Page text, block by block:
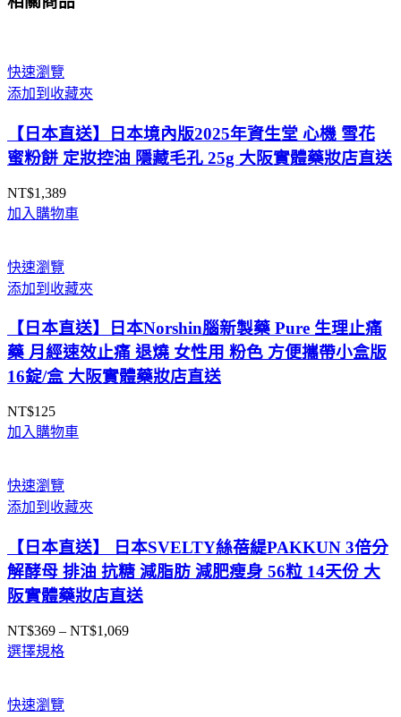
快速瀏覽
添加到收藏夾
【日本直送】日本境內版2025年資生堂 心機 雪花
蜜粉餅 定妝控油 隱藏毛孔 25g 大阪實體藥妝店直送
NT$1,389
加入購物車
快速瀏覽
添加到收藏夾
【日本直送】日本Norshin腦新製藥 Pure 生理止痛
藥 月經速效止痛 退燒 女性用 粉色 方便攜帶小盒版
16錠/盒 大阪實體藥妝店直送
NT$125
加入購物車
快速瀏覽
添加到收藏夾
【日本直送】 日本SVELTY絲蓓緹PAKKUN 3倍分
解酵母 排油 抗糖 減脂肪 減肥瘦身 56粒 14天份 大
阪實體藥妝店直送
NT$369 – NT$1,069價
選擇規格
快速瀏覽